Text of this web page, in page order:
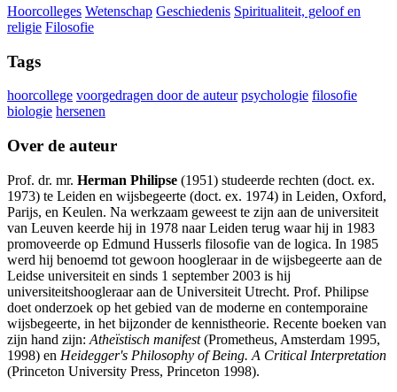
Hoorcolleges Wetenschap Geschiedenis Spiritualiteit, geloof en
religie Filosofie
Tags
hoorcollege voorgedragen door de auteur psychologie filosofie
biologie hersenen
Over de auteur
Prof. dr. mr. Herman Philipse (1951) studeerde rechten (doct. ex.
1973) te Leiden en wijsbegeerte (doct. ex. 1974) in Leiden, Oxford,
Parijs, en Keulen. Na werkzaam geweest te zijn aan de universiteit
van Leuven keerde hij in 1978 naar Leiden terug waar hij in 1983
promoveerde op Edmund Husserls filosofie van de logica. In 1985
werd hij benoemd tot gewoon hoogleraar in de wijsbegeerte aan de
Leidse universiteit en sinds 1 september 2003 is hij
universiteitshoogleraar aan de Universiteit Utrecht. Prof. Philipse
doet onderzoek op het gebied van de moderne en contemporaine
wijsbegeerte, in het bijzonder de kennistheorie. Recente boeken van
zijn hand zijn: Atheïstisch manifest(Prometheus, Amsterdam 1995,
1998) en Heidegger's Philosophy of Being. A Critical Interpretation
(Princeton University Press, Princeton 1998).